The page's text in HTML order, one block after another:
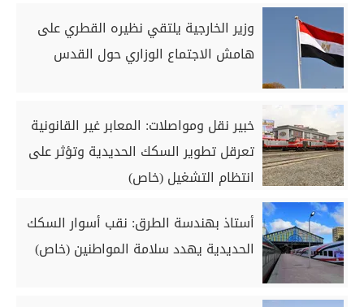
وزير الخارجية يلتقي نظيره القطري على
هامش الاجتماع الوزاري حول القدس
خبير نقل ومواصلات: المعابر غير القانونية
تعرقل تطوير السكك الحديدية وتؤثر على
انتظام التشغيل (خاص)
أستاذ بهندسة الطرق: نقب أسوار السكك
الحديدية يهدد سلامة المواطنين (خاص)